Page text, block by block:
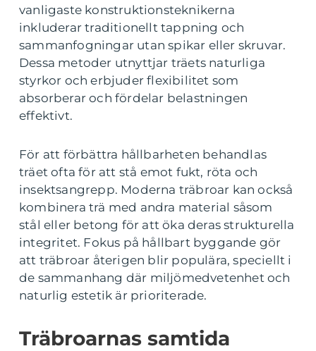
vanligaste konstruktionsteknikerna
inkluderar traditionellt tappning och
sammanfogningar utan spikar eller skruvar.
Dessa metoder utnyttjar träets naturliga
styrkor och erbjuder flexibilitet som
absorberar och fördelar belastningen
effektivt.
För att förbättra hållbarheten behandlas
träet ofta för att stå emot fukt, röta och
insektsangrepp. Moderna träbroar kan också
kombinera trä med andra material såsom
stål eller betong för att öka deras strukturella
integritet. Fokus på hållbart byggande gör
att träbroar återigen blir populära, speciellt i
de sammanhang där miljömedvetenhet och
naturlig estetik är prioriterade.
Träbroarnas samtida